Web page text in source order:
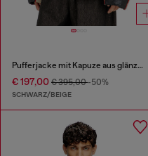
Pufferjacke mit Kapuze aus glänzendem Ripstop
€ 197,00 € 395,00-50%
SCHWARZ/BEIGE